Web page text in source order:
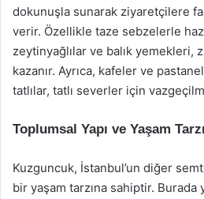
dokunuşla sunarak ziyaretçilere
verir. Özellikle taze sebzelerle
zeytinyağlılar ve balık
kazanır. Ayrıca, kafeler ve
tatlılar, tatlı severler için
Toplumsal Yapı ve Yaşam Tarzı
Kuzguncuk, İstanbul’un diğer
bir yaşam tarzına sahiptir. Burada